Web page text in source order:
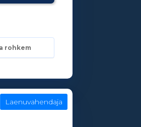
rohkem
Laenuvahendaja